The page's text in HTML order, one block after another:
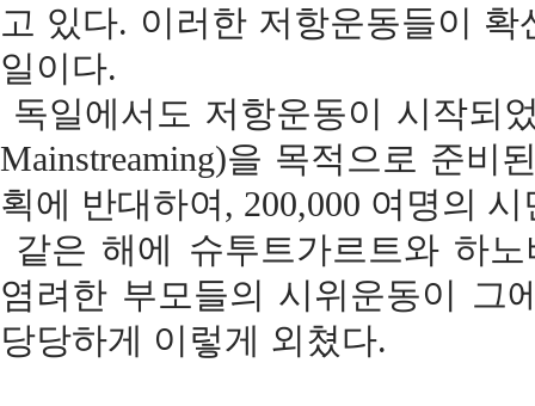
고 있다. 이러한 저항운동들이
일이다.
독일에서도 저항운동이 시작되
Mainstreaming)을 목적으로 준비
획에 반대하여, 200,000 여명의
같은 해에 슈투트가르트와 하
염려한 부모들의 시위운동이 그
당당하게 이렇게 외쳤다.